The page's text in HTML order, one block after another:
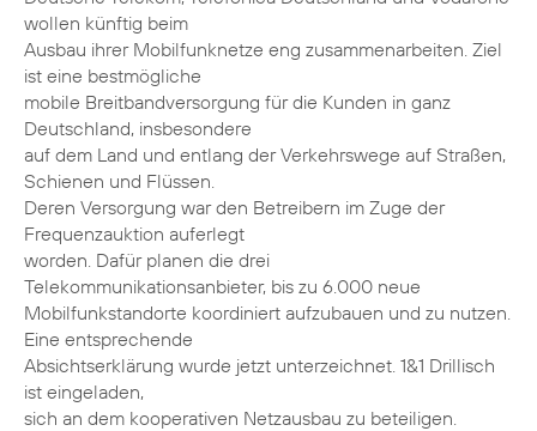
wollen künftig beim
Ausbau ihrer Mobilfunknetze eng zusammenarbeiten. Ziel
ist eine bestmögliche
mobile Breitbandversorgung für die Kunden in ganz
Deutschland, insbesondere
auf dem Land und entlang der Verkehrswege auf Straßen,
Schienen und Flüssen.
Deren Versorgung war den Betreibern im Zuge der
Frequenzauktion auferlegt
worden. Dafür planen die drei
Telekommunikationsanbieter, bis zu 6.000 neue
Mobilfunkstandorte koordiniert aufzubauen und zu nutzen.
Eine entsprechende
Absichtserklärung wurde jetzt unterzeichnet. 1&1 Drillisch
ist eingeladen,
sich an dem kooperativen Netzausbau zu beteiligen.